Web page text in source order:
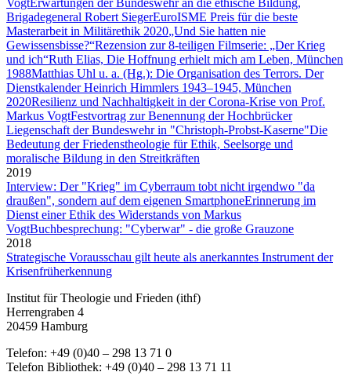
Brigadegeneral Robert SiegerEuroISME Preis für die beste
Masterarbeit in Militärethik 2020„Und Sie hatten nie
Gewissensbisse?“Rezension zur 8-teiligen Filmserie: „Der Krieg
und ich“Ruth Elias, Die Hoffnung erhielt mich am Leben, München
1988Matthias Uhl u. a. (Hg.): Die Organisation des Terrors. Der
Dienstkalender Heinrich Himmlers 1943–1945, München
2020Resilienz und Nachhaltigkeit in der Corona-Krise von Prof.
Markus VogtFestvortrag zur Benennung der Hochbrücker
Liegenschaft der Bundeswehr in "Christoph-Probst-Kaserne"Die
Bedeutung der Friedenstheologie für Ethik, Seelsorge und
moralische Bildung in den Streitkräften
2019
Interview: Der "Krieg" im Cyberraum tobt nicht irgendwo "da
draußen", sondern auf dem eigenen SmartphoneErinnerung im
Dienst einer Ethik des Widerstands von Markus
VogtBuchbesprechung: "Cyberwar" - die große Grauzone
2018
Strategische Vorausschau gilt heute als anerkanntes Instrument der
Krisenfrüherkennung
Institut für Theologie und Frieden (ithf)
Herrengraben 4
20459 Hamburg
Telefon: +49 (0)40 – 298 13 71 0
Telefon Bibliothek: +49 (0)40 – 298 13 71 11